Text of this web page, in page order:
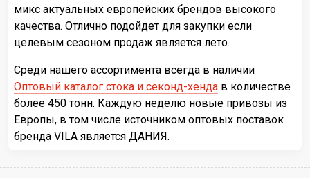
микс актуальных европейских брендов высокого
качества. Отлично подойдет для закупки если
целевым сезоном продаж является лето.
Среди нашего ассортимента всегда в наличии
Оптовый каталог стока и секонд-хенда в количестве
более 450 тонн. Каждую неделю новые привозы из
Европы, в том числе источником оптовых поставок
бренда VILA является ДАНИЯ.